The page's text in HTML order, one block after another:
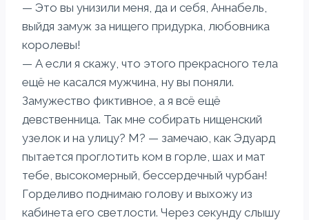
— Это вы унизили меня, да и себя, Аннабель,
выйдя замуж за нищего придурка, любовника
королевы!
— А если я скажу, что этого прекрасного тела
ещё не касался мужчина, ну вы поняли.
Замужество фиктивное, а я всё ещё
девственница. Так мне собирать нищенский
узелок и на улицу? М? — замечаю, как Эдуард
пытается проглотить ком в горле, шах и мат
тебе, высокомерный, бессердечный чурбан!
Горделиво поднимаю голову и выхожу из
кабинета его светлости. Через секунду слышу